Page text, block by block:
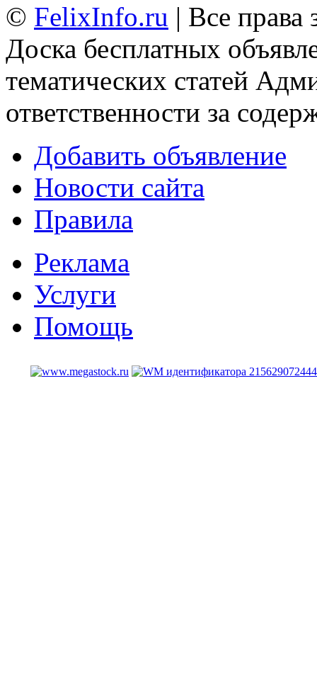
© FelixInfo.ru | Все
Доска бесплатных
тематических статей
ответственности за
Добавить объявление
Новости сайта
Правила
Реклама
Услуги
Помощь